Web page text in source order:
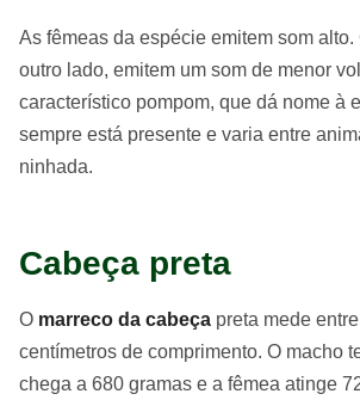
As fêmeas da espécie emitem som alto.
outro lado, emitem um som de menor
característico pompom, que dá nome à
sempre está presente e varia entre
ninhada.
Cabeça preta
O marreco da cabeça preta mede
centímetros de comprimento. O macho
chega a 680 gramas e a fêmea atinge